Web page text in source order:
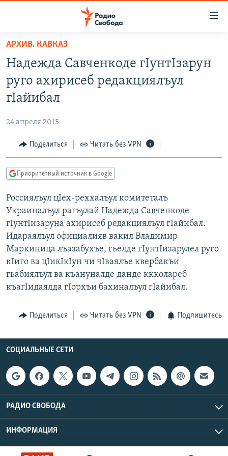
упрощенного
доступа
основному
Вернутся
Вернутся
поиску
ПОДКАСТЫ
АВТОРСКИЕ ПРОЕКТЫ
МНЕНИЯ
КУЛЬТУРА
КАВКАЗ.РЕАЛИИ
СЕВЕР.РЕАЛИИ
СИБИРЬ.РЕАЛИИ
РАСПИСАНИЕ ВЕЩАНИЯ
ПОДПИШИТЕСЬ НА РАССЫЛКУ
СОЦИАЛЬНЫЕ СЕТИ
Все сайты РСЕ/РС
АРХИВ. КАВКАЗ
Надежда Савченкоде гIунтIзарун
руго ахирисеб редакциялъул
гIайибал
24 апреля 2015
Поделиться Читать без VPN
Приоритетный источник в Google
Россиялъул цIех-реххалъул комитеталъ
Украиналъул рагъулай Надежда Савченкоде
гIунтIизаруна ахирисеб редакциялъул гIайибал.
Идараялъул официалияв вакил Владимир
Маркиница лъазабухъе, гьелде гIунтIизарулел руго
кIиго ва цIикIкIун чи чIваялъе квербакъи
гьабиялъул ва къануналде данде ккколареб
къагIидаялда гIорхъи бахиналъул гIайибал.
Поделиться Читать без VPN Подпишитесь
СОЦИАЛЬНЫЕ СЕТИ
РАДИО СВОБОДА
ИНФОРМАЦИЯ